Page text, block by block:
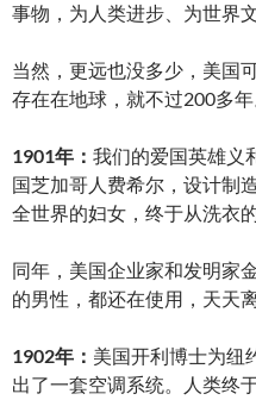
事物，为人类进步、为世界
当然，更远也没多少，美国
存在在地球，就不过200多年
1901年： 我们的爱国英雄义
国芝加哥人费希尔，设计制
全世界的妇女，终于从洗衣
同年，美国企业家和发明家
的男性，都还在使用，天天
1902年： 美国开利博士为纽
出了一套空调系统。人类终